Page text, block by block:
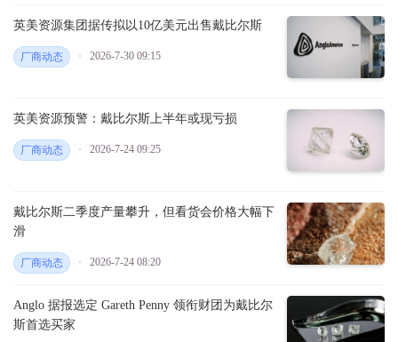
英美资源集团据传拟以10亿美元出售戴比尔斯
厂商动态 2026-7-30 09:15
英美资源预警：戴比尔斯上半年或现亏损
厂商动态 2026-7-24 09:25
戴比尔斯二季度产量攀升，但看货会价格大幅下
滑
厂商动态 2026-7-24 08:20
Anglo 据报选定 Gareth Penny 领衔财团为戴比尔
斯首选买家